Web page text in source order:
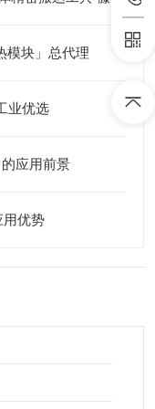
模块」总代理
业优选
应用前景
用优势